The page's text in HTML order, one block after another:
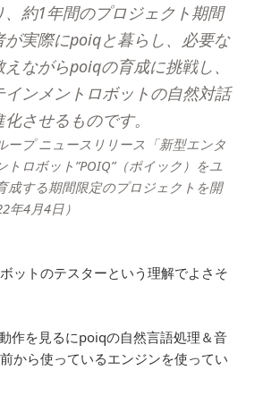
、約1年間のプロジェクト期間
が実際にpoiqと暮らし、必要な
ながらpoiqの育成に挑戦し、
インメントロボットの自然対話
させるものです。
ープ ニュースリリース「新型エンタ
トロボット”POIQ”（ポイック）をユ
成する期間限定のプロジェクトを開
年4月4日）
ットのテスターという理解でよさそ
作を見るにpoiqの自然言語処理＆音
から使っているエンジンを使ってい